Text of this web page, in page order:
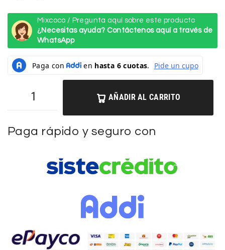
Mixcoco / Pregunta aquí sobre este producto
¿Necesitas ayuda? Contáctenos aquí a través de
WhatsApp
AÑADIR AL CARRITO
Paga rápido y seguro con